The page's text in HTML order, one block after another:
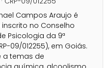
Campos Araujo é
no Conselho
Psicologia da 9ª
09/012255), em Goiás.
a temas de